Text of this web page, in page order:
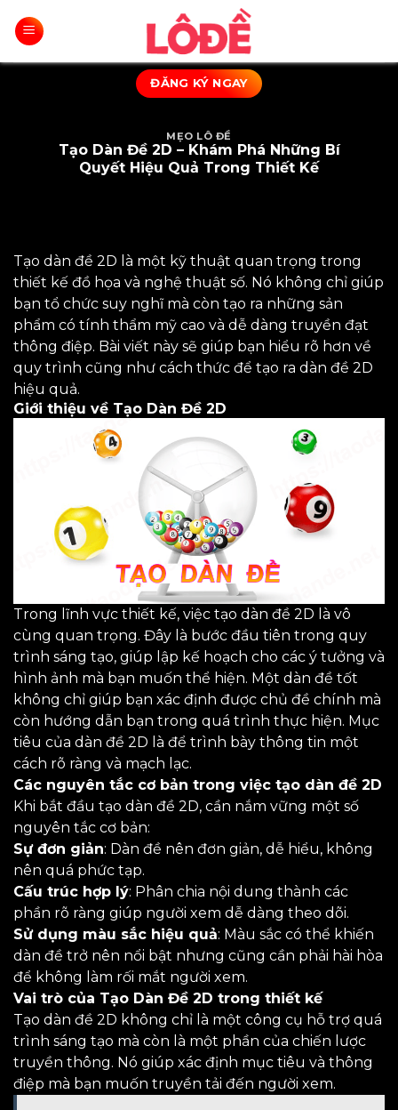
qua
ĐĂNG KÝ NGAY
MẸO LÔ ĐỀ
Tạo Dàn Đề 2D – Khám Phá Những Bí
Quyết Hiệu Quả Trong Thiết Kế
Tạo dàn đề 2D là một kỹ thuật quan trọng trong
thiết kế đồ họa và nghệ thuật số. Nó không chỉ giúp
bạn tổ chức suy nghĩ mà còn tạo ra những sản
phẩm có tính thẩm mỹ cao và dễ dàng truyền đạt
thông điệp. Bài viết này sẽ giúp bạn hiểu rõ hơn về
quy trình cũng như cách thức để tạo ra dàn đề 2D
hiệu quả.
Giới thiệu về Tạo Dàn Đề 2D
Trong lĩnh vực thiết kế, việc tạo dàn đề 2D là vô
cùng quan trọng. Đây là bước đầu tiên trong quy
trình sáng tạo, giúp lập kế hoạch cho các ý tưởng và
hình ảnh mà bạn muốn thể hiện. Một dàn đề tốt
không chỉ giúp bạn xác định được chủ đề chính mà
còn hướng dẫn bạn trong quá trình thực hiện. Mục
tiêu của dàn đề 2D là để trình bày thông tin một
cách rõ ràng và mạch lạc.
Các nguyên tắc cơ bản trong việc tạo dàn đề 2D
Khi bắt đầu tạo dàn đề 2D, cần nắm vững một số
nguyên tắc cơ bản:
Sự đơn giản: Dàn đề nên đơn giản, dễ hiểu, không
nên quá phức tạp.
Cấu trúc hợp lý: Phân chia nội dung thành các
phần rõ ràng giúp người xem dễ dàng theo dõi.
Sử dụng màu sắc hiệu quả: Màu sắc có thể khiến
dàn đề trở nên nổi bật nhưng cũng cần phải hài hòa
để không làm rối mắt người xem.
Vai trò của Tạo Dàn Đề 2D trong thiết kế
Tạo dàn đề 2D không chỉ là một công cụ hỗ trợ quá
trình sáng tạo mà còn là một phần của chiến lược
truyền thông. Nó giúp xác định mục tiêu và thông
điệp mà bạn muốn truyền tải đến người xem.